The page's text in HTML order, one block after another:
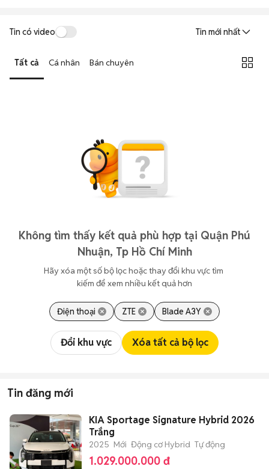
Tin có video Tin mới nhất
Tất cả Cá nhân Bán chuyên
Không tìm thấy kết quả phù hợp tại Quận Phú
Nhuận, Tp Hồ Chí Minh
Hãy xóa một số bộ lọc hoặc thay đổi khu vực tìm
kiếm để xem nhiều kết quả hơn
Điện thoại ZTE Blade A3Y
Đổi khu vực Xóa tất cả bộ lọc
Tin đăng mới
KIA Sportage Signature Hybrid 2026
Trắng
2025 Mới Động cơ Hybrid Tự động
1.029.000.000 đ